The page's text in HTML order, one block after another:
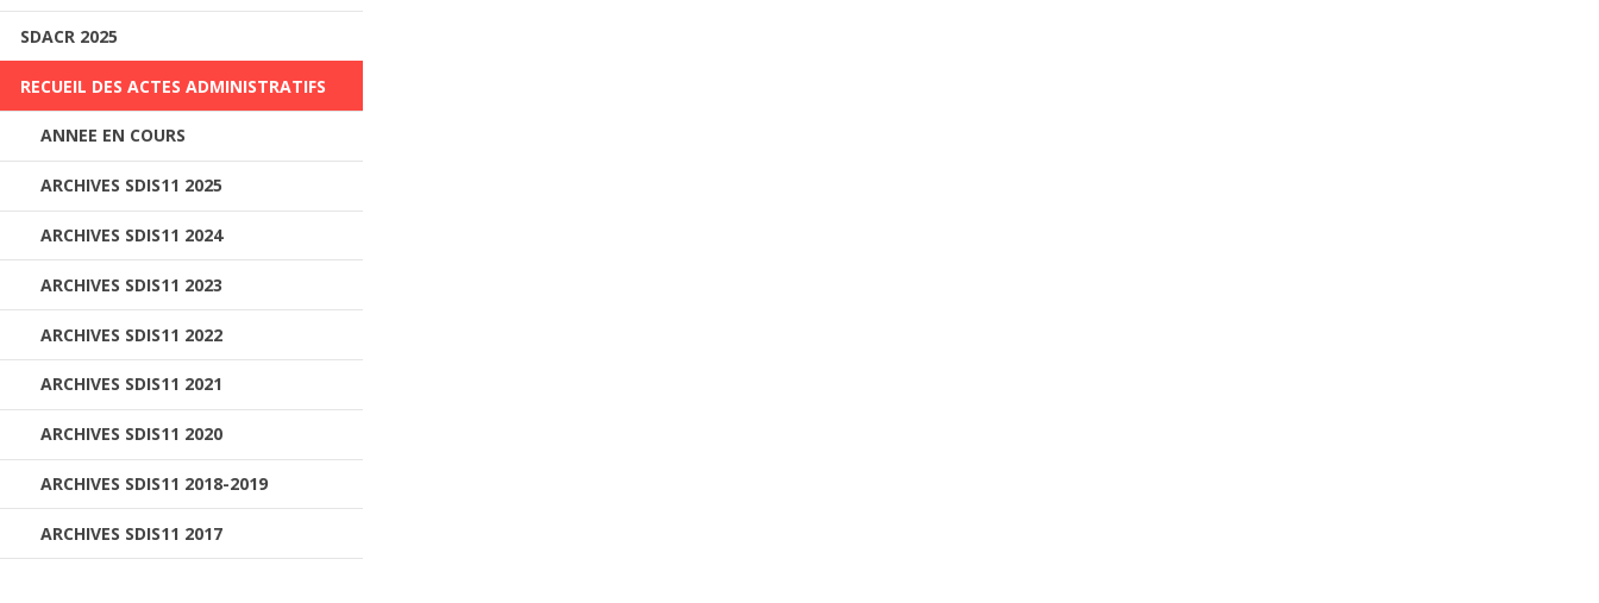
SDACR 2025
RECUEIL DES ACTES ADMINISTRATIFS
ANNEE EN COURS
ARCHIVES SDIS11 2025
ARCHIVES SDIS11 2024
ARCHIVES SDIS11 2023
ARCHIVES SDIS11 2022
ARCHIVES SDIS11 2021
ARCHIVES SDIS11 2020
ARCHIVES SDIS11 2018-2019
ARCHIVES SDIS11 2017